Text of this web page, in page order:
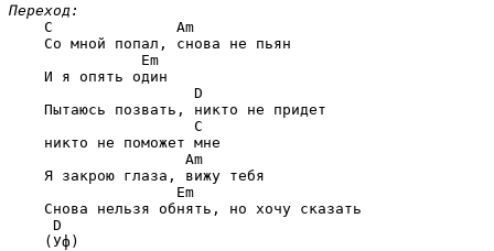
Переход:
C              Am
    Со мной попал, снова не пьян
           Em
    И я опять один
                 D
    Пытаюсь позвать, никто не придет
                 C
    никто не поможет мне
                Am
    Я закрою глаза, вижу тебя
               Em
    Снова нельзя обнять, но хочу сказать
D
    (Уф)